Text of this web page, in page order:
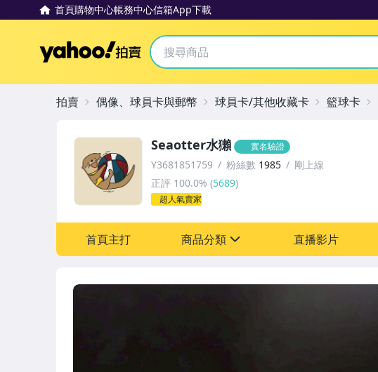
首頁購物中心帳務中心信箱App下載
Yahoo拍賣
Seaotter水獺 實名驗證
Y3681851759 粉絲數 1985
剛上線
正評 100.0% (5689)
超人氣賣家
首頁主打 商品分類 直播影片
拍賣 偶像、球員卡與郵幣 球員卡/其他收藏卡 籃球卡